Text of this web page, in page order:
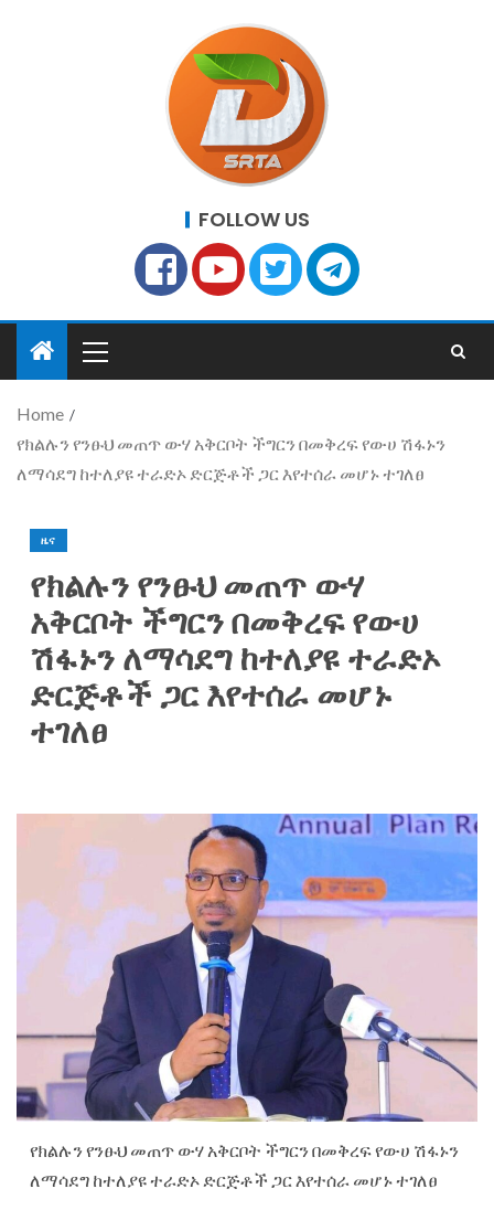
FOLLOW US
Home
የክልሉን የንፁህ መጠጥ ውሃ አቅርቦት ችግርን በመቅረፍ የውሀ ሽፋኑን
ለማሳደግ ከተለያዩ ተራድኦ ድርጅቶች ጋር እየተሰራ መሆኑ ተገለፀ
ዜና
የክልሉን የንፁህ መጠጥ ውሃ
አቅርቦት ችግርን በመቅረፍ የውሀ
ሽፋኑን ለማሳደግ ከተለያዩ ተራድኦ
ድርጅቶች ጋር እየተሰራ መሆኑ
ተገለፀ
የክልሉን የንፁህ መጠጥ ውሃ አቅርቦት ችግርን በመቅረፍ የውሀ ሽፋኑን
ለማሳደግ ከተለያዩ ተራድኦ ድርጅቶች ጋር እየተሰራ መሆኑ ተገለፀ